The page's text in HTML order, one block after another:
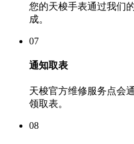
您的天梭手表通过我们
成。
07
通知取表
天梭官方维修服务点会
领取表。
08